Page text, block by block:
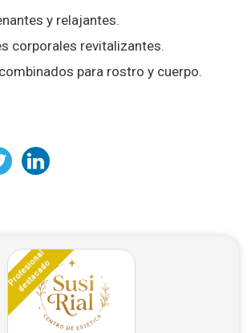
y relajantes.
corporales revitalizantes.
para rostro y cuerpo.
Profesional
destacado